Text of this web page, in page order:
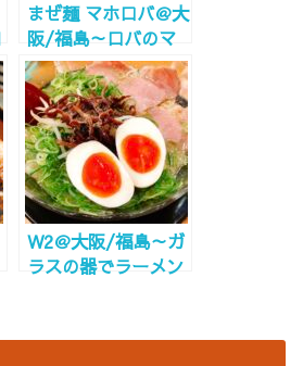
まぜ麺 マホロバ＠大
阪/福島～ロバのマ
ークが目印！福島で
は珍しいまぜ麺！～
W2＠大阪/福島～ガ
ラスの器でラーメン